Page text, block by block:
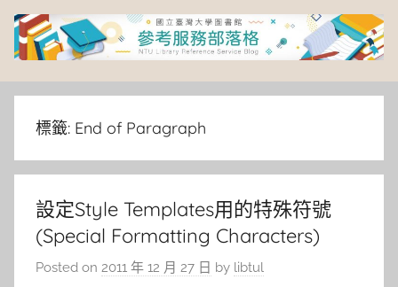
Skip
content
臺
灣
大
學
圖
標籤: End of Paragraph
設定Style Templates用的特殊符號
(Special Formatting Characters)
Posted on 2011 年 12 月 27 日 by libtul